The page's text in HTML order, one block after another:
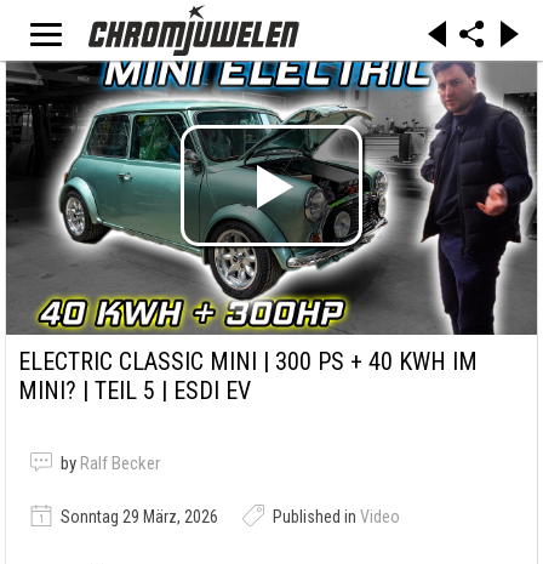
ELECTRIC CLASSIC MINI | 300 PS + 40 KWH IM
MINI? | TEIL 5 | ESDI EV
by Ralf Becker
Sonntag 29 März, 2026 Published in Video